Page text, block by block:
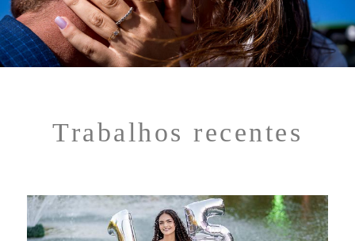
Trabalhos recentes